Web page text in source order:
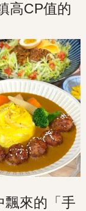
高CP值的
飄來的「手